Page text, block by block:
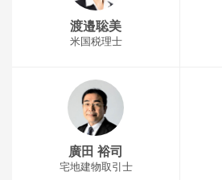
渡邉聡美
米国税理士
廣田 裕司
宅地建物取引士